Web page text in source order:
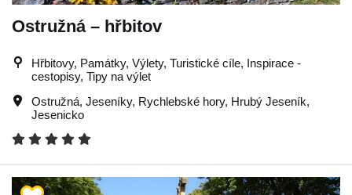
Ostružná – hřbitov
Hřbitovy, Památky, Výlety, Turistické cíle, Inspirace -
cestopisy, Tipy na výlet
Ostružná, Jeseníky, Rychlebské hory, Hrubý Jeseník,
Jesenicko